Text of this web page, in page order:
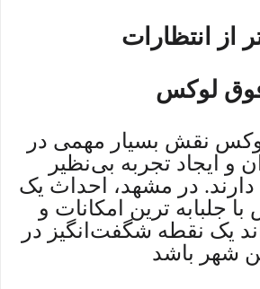
از انتظارات
لوکس
نقش بسیار مهمی در
ایجاد تجربه بی‌نظیر
در مشهد، احداث یک
جلبابه ترین امکانات و
یک نقطه شگفت‌انگیز در
شهر باشد